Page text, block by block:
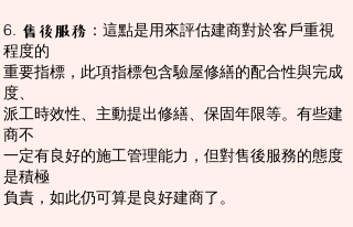
6. 售後服務 ：這點是用來評估建商對於客戶重視
程度的
重要指標，此項指標包含驗屋修繕的配合性與完成
度、
派工時效性、主動提出修繕、保固年限等。有些建
商不
一定有良好的施工管理能力，但對售後服務的態度
是積極
負責，如此仍可算是良好建商了。